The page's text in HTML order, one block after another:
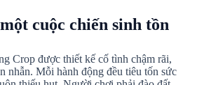
cuộc chiến sinh tồn
Crop được thiết kế cố tình chậm rãi,
nhẫn. Mỗi hành động đều tiêu tốn sức